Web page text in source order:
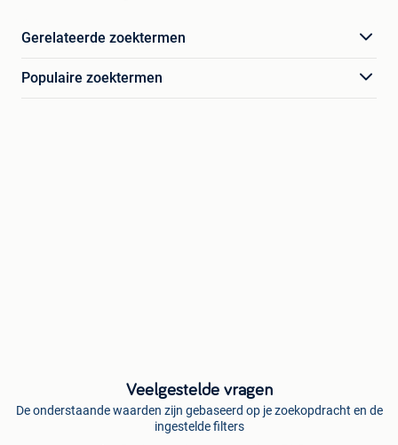
Gerelateerde zoektermen
Populaire zoektermen
Veelgestelde vragen
De onderstaande waarden zijn gebaseerd op je zoekopdracht en de
ingestelde filters